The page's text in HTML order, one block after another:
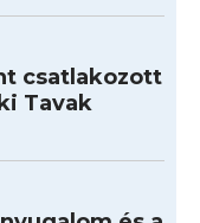
csatlakozott
Tavak